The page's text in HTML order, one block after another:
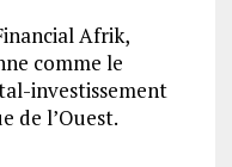
Afrik,
comme le
investissement
de l’Ouest.